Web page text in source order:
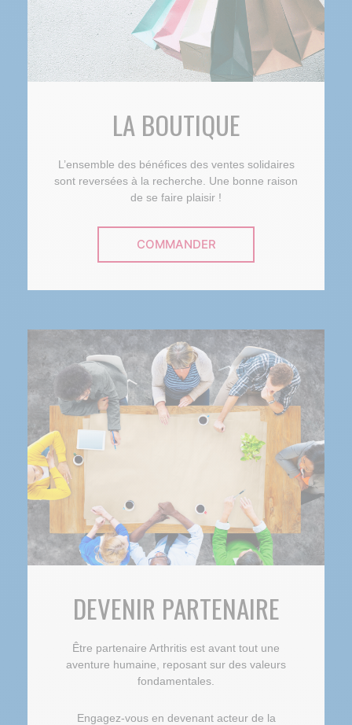
LA BOUTIQUE
L’ensemble des bénéfices des ventes solidaires
sont reversées à la recherche. Une bonne raison
de se faire plaisir !
COMMANDER
DEVENIR PARTENAIRE
Être partenaire Arthritis est avant tout une
aventure humaine, reposant sur des valeurs
fondamentales.
Engagez-vous en devenant acteur de la